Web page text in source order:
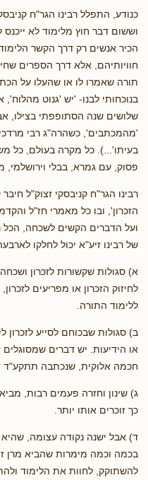
כנודע, התפלל רבינו הגר"ח
וששום דבר חוץ מלימוד לא
הכיר אנשים רק דרך הקשר
חוויותיהם, אלא דרך הספרים
תורה שאמרו לו או שהעלו על
בנוכחותי לבנו- 'יש 'גנוט
שלושים שנה הסתופפתי בצילו,
'מהמכתבים', כשהרה"ג רבי מרדכי
בעיתו'...). כל מקרה בעולם, כל
פסוק, עם גמרא, בבלי וירושלמי,
רבינו הגר"ח קניבסקי זצוק"ל
הזכרון', ובו כל מאמרי חז"ל
ועל הדברים הקשים לשכחה, הכל
של רבינו זיע"א יכול לחלקו
א) סגולות שקשורות לזכרון
לחיזוק הזכרון או מפריעים
ללימוד התורה.
ב) סגולות שבכוחם לסייע
או הידיעות. יש דברים
חכמה אלוקית, שנכתבה תתקע"ד
ג) שינון וחזרה פעמים רבות,
כך זוכרים אותו יותר.
ד) אבל ישנה נקודה עצומה, שהיא
בכמה וכמה מימרות שהביא מרן
להשתוקק, לחוות את הלימוד